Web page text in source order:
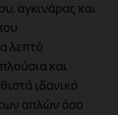
αγκινάρας και
λεπτό
και
ιδανικό
απλών όσο